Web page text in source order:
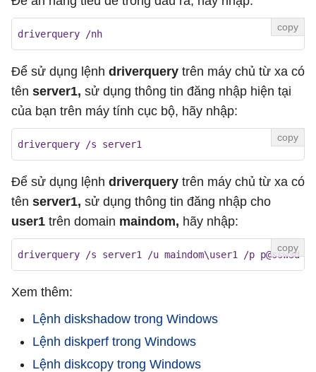
driverquery /nh
Để sử dụng lệnh driverquery trên máy chủ từ xa có
tên server1, sử dụng thông tin đăng nhập hiện tại
của bạn trên máy tính cục bộ, hãy nhập:
driverquery /s server1
Để sử dụng lệnh driverquery trên máy chủ từ xa có
tên server1, sử dụng thông tin đăng nhập cho
user1 trên domain maindom, hãy nhập:
driverquery /s server1 /u maindom\user1 /p p@ssw3d
Xem thêm:
Lệnh diskshadow trong Windows
Lệnh diskperf trong Windows
Lệnh diskcopy trong Windows